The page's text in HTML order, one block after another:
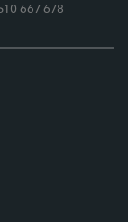
667 678